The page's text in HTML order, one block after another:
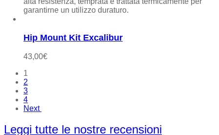
garantirne un utilizzo duraturo.
Hip Mount Kit Excalibur
43,00€
1
2
3
4
Next
Leggi tutte le nostre recensioni